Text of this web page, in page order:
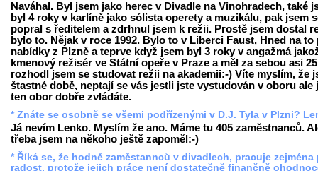
Naváhal. Byl jsem jako herec v Divadle na Vinohradech, také
byl 4 roky v karlíně jako sólista operety a muzikálu, pak jsem
popral s ředitelem a zdrhnul jsem k režii. Prostě jsem dostal
bylo to. Nějak v roce 1992. Bylo to v Liberci Faust, Hned na to
nabídky z Plzně a teprve když jsem byl 3 roky v angažmá
kmenový režisér ve Státní opeře v Praze a měl za sebou asi
rozhodl jsem se studovat režii na akademii:-) Víte myslím, že
štastné době, neptají se vás jestli jste vystudován v oboru ale
ten obor dobře zvládáte.
* Znáte se osobně se všemi podřízenými v D.J. Tyla v Plzni?
Já nevím Lenko. Myslím že ano. Máme tu 405 zaměstnanců.
třeba jsem na někoho ještě zapoměl:-)
* Říká se, že hodně zaměstannců v divadlech, pracuje zejména
radost, protože jejich práce není dostatečně finančně